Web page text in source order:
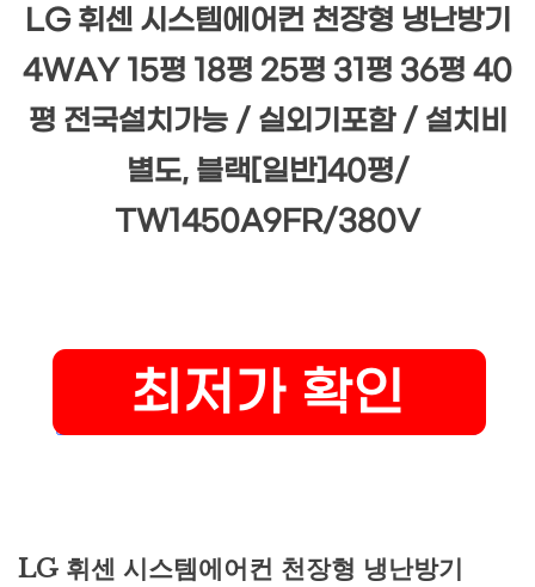
LG 휘센 시스템에어컨 천장형 냉난방기
4WAY 15평 18평 25평 31평 36평 40
평 전국설치가능 / 실외기포함 / 설치비
별도, 블랙[일반]40평/
TW1450A9FR/380V
LG 휘센 시스템에어컨 천장형 냉난방기